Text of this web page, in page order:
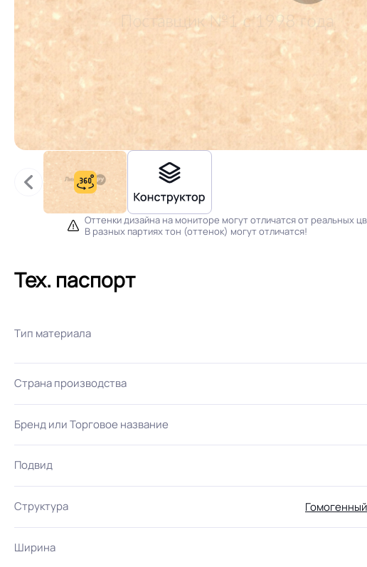
Оттенки дизайна на мониторе могут отличатся от реальных
В разных партиях тон (оттенок) могут отличатся!
Тех. паспорт
Тип материала
Страна производства
Бренд или Торговое название
Подвид
Структура
Ширина